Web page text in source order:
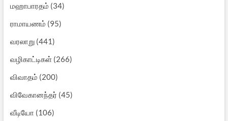
மஹாபாரதம் (34)
ராமாயணம் (95)
வரலாறு(441)
வழிகாட்டிகள்(266)
விவாதம் (200)
விவேகானந்தர் (45)
வீடியோ (106)